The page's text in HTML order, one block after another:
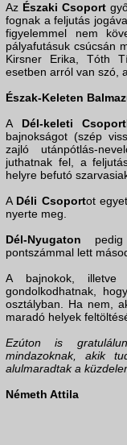
Az Északi Csoport
fognak a feljutás
figyelemmel nem
pályafutásuk csúcsán
Kirsner Erika, Tóth
esetben arról van szó,
Észak-Keleten
A Dél-keleti Csoport
bajnokságot (szép
zajló utánpótlás-
juthatnak fel, a
helyre befutó
A Déli Csoportot
nyerte meg.
Dél-Nyugaton
pontszámmal lett
A bajnokok, illetve
gondolkodhatnak,
osztályban. Ha nem,
maradó helyek
Ezúton is
mindazoknak, akik
alulmaradtak a
Németh Attila